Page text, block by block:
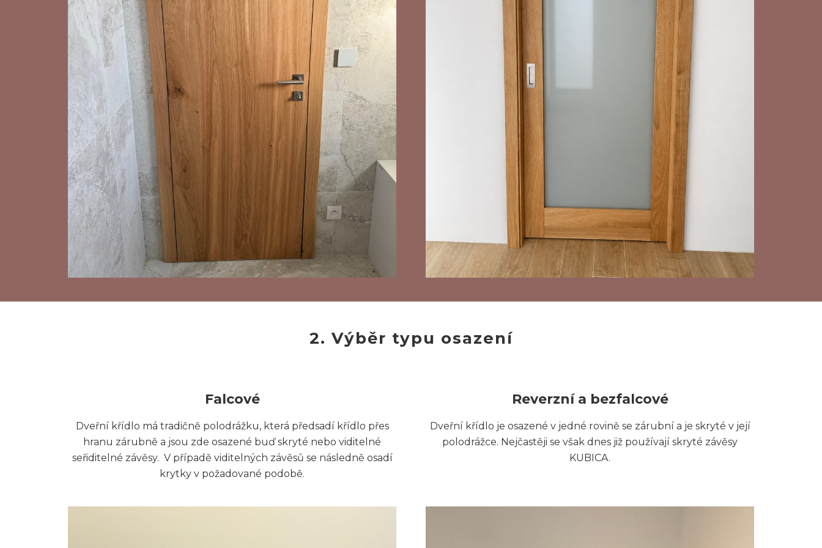
2. Výběr typu osazení
Falcové
Dveřní křídlo má tradičně polodrážku, která předsadí křídlo přes
hranu zárubně a jsou zde osazené buď skryté nebo viditelné
seřiditelné závěsy. V případě viditelných závěsů se následně osadí
krytky v požadované podobě.
Reverzní a bezfalcové
Dveřní křídlo je osazené v jedné rovině se zárubní a je skryté v její
polodrážce. Nejčastěji se však dnes již používají skryté závěsy
KUBICA.